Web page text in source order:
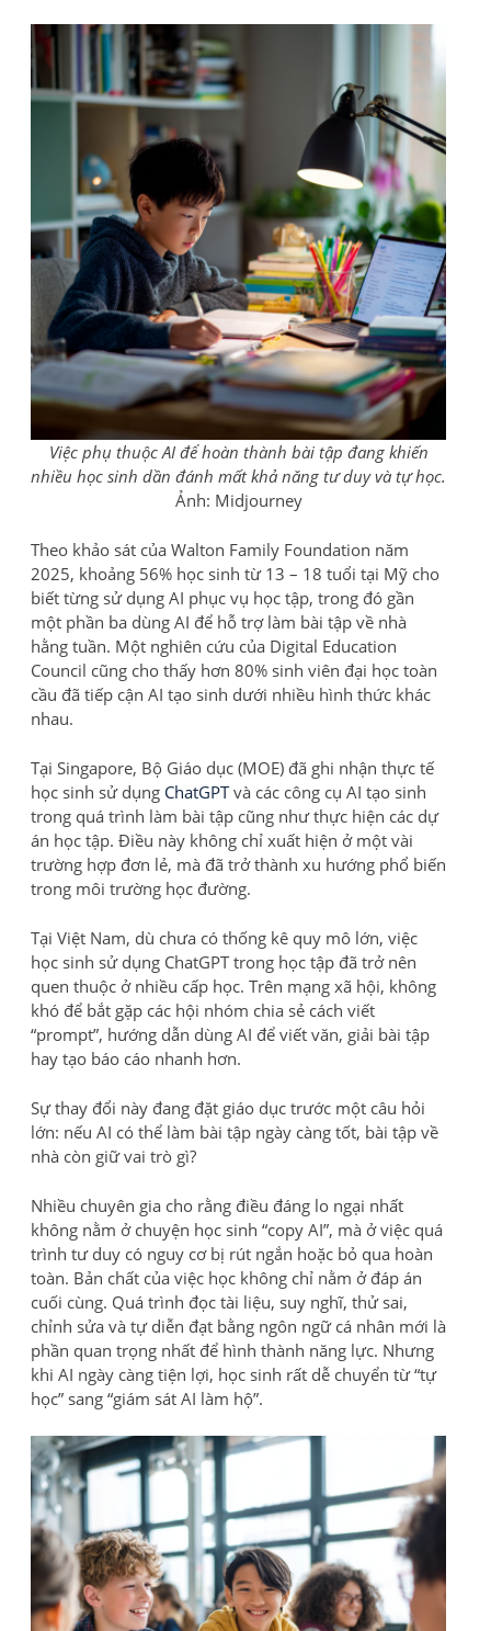
Việc phụ thuộc AI để hoàn thành bài tập đang khiến
nhiều học sinh dần đánh mất khả năng tư duy và tự học.
Ảnh: Midjourney
Theo khảo sát của Walton Family Foundation năm
2025, khoảng 56% học sinh từ 13 – 18 tuổi tại Mỹ cho
biết từng sử dụng AI phục vụ học tập, trong đó gần
một phần ba dùng AI để hỗ trợ làm bài tập về nhà
hằng tuần. Một nghiên cứu của Digital Education
Council cũng cho thấy hơn 80% sinh viên đại học toàn
cầu đã tiếp cận AI tạo sinh dưới nhiều hình thức khác
nhau.
Tại Singapore, Bộ Giáo dục (MOE) đã ghi nhận thực tế
học sinh sử dụng ChatGPTvà các công cụ AI tạo sinh
trong quá trình làm bài tập cũng như thực hiện các dự
án học tập. Điều này không chỉ xuất hiện ở một vài
trường hợp đơn lẻ, mà đã trở thành xu hướng phổ biến
trong môi trường học đường.
Tại Việt Nam, dù chưa có thống kê quy mô lớn, việc
học sinh sử dụng ChatGPT trong học tập đã trở nên
quen thuộc ở nhiều cấp học. Trên mạng xã hội, không
khó để bắt gặp các hội nhóm chia sẻ cách viết
“prompt”, hướng dẫn dùng AI để viết văn, giải bài tập
hay tạo báo cáo nhanh hơn.
Sự thay đổi này đang đặt giáo dục trước một câu hỏi
lớn: nếu AI có thể làm bài tập ngày càng tốt, bài tập về
nhà còn giữ vai trò gì?
Nhiều chuyên gia cho rằng điều đáng lo ngại nhất
không nằm ở chuyện học sinh “copy AI”, mà ở việc quá
trình tư duy có nguy cơ bị rút ngắn hoặc bỏ qua hoàn
toàn. Bản chất của việc học không chỉ nằm ở đáp án
cuối cùng. Quá trình đọc tài liệu, suy nghĩ, thử sai,
chỉnh sửa và tự diễn đạt bằng ngôn ngữ cá nhân mới là
phần quan trọng nhất để hình thành năng lực. Nhưng
khi AI ngày càng tiện lợi, học sinh rất dễ chuyển từ “tự
học” sang “giám sát AI làm hộ”.